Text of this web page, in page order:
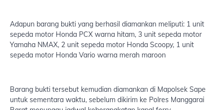
Adapun barang bukti yang berhasil diamankan meliputi: 1 unit
sepeda motor Honda PCX warna hitam, 3 unit sepeda motor
Yamaha NMAX, 2 unit sepeda motor Honda Scoopy, 1 unit
sepeda motor Honda Vario warna merah maroon
Barang bukti tersebut kemudian diamankan di Mapolsek Sape
untuk sementara waktu, sebelum dikirim ke Polres Manggarai